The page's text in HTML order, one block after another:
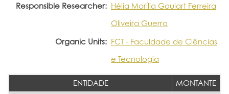
Responsible Researcher: Hélia Marília Goulart Ferreira
Oliveira Guerra
Organic Units: FCT - Faculdade de Ciências
e Tecnologia
ENTIDADE
MONTANTE